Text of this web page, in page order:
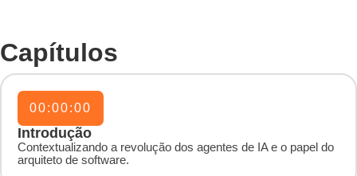
Capítulos
00:00:00
Introdução
Contextualizando a revolução dos agentes de IA e o papel do
arquiteto de software.